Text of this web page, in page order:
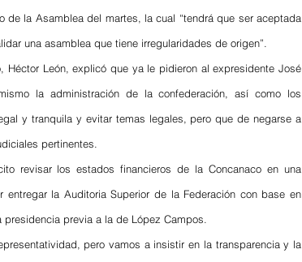
de la Asamblea del martes, la cual “tendrá que ser aceptada
una asamblea que tiene irregularidades de origen”.
Héctor León, explicó que ya le pidieron al expresidente José
la administración de la confederación, así como los
y tranquila y evitar temas legales, pero que de negarse a
pertinentes.
revisar los estados financieros de la Concanaco en una
la Auditoria Superior de la Federación con base en
previa a la de López Campos.
pero vamos a insistir en la transparencia y la